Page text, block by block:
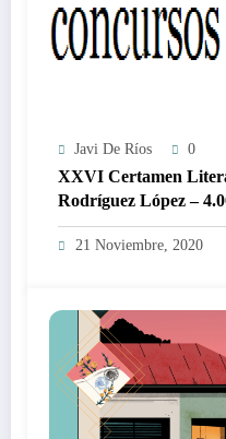
Javi De Ríos 0
XXVI Certamen
Rodríguez López –
#castellano
21 Noviembre, 2020